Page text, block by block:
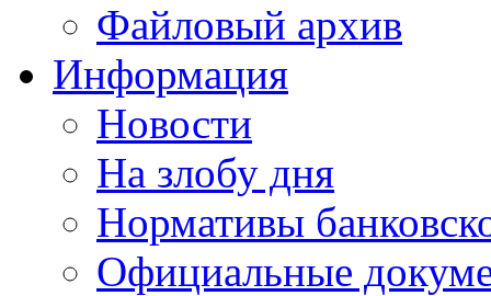
Файловый архив
Информация
Новости
На злобу дня
Нормативы
Официальные